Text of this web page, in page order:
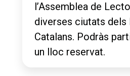
l’Assemblea de
diverses ciutats dels
Catalans. Podràs
un lloc reservat.